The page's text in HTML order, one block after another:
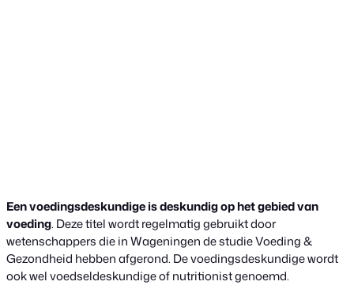
Een voedingsdeskundige is deskundig op het gebied van
voeding. Deze titel wordt regelmatig gebruikt door
wetenschappers die in Wageningen de studie Voeding &
Gezondheid hebben afgerond. De voedingsdeskundige wordt
ook wel voedseldeskundige of nutritionist genoemd.